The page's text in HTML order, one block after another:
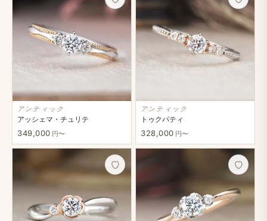
アンティック
アッシェマ・チュリテ
349,000 円〜
アンティック
トゥクパティ
328,000 円〜